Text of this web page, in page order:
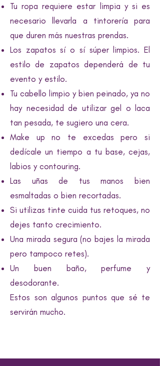
Tu ropa requiere estar limpia y si es
necesario llevarla a tintorería para
que duren más nuestras prendas.
Los zapatos sí o sí súper limpios. El
estilo de zapatos dependerá de tu
evento y estilo.
Tu cabello limpio y bien peinado, ya no
hay necesidad de utilizar gel o laca
tan pesada, te sugiero una cera.
Make up no te excedas pero si
dedícale un tiempo a tu base, cejas,
labios y contouring.
Las uñas de tus manos bien
esmaltadas o bien recortadas.
Si utilizas tinte cuida tus retoques, no
dejes tanto crecimiento.
Una mirada segura (no bajes la mirada
pero tampoco retes).
Un buen baño, perfume y
desodorante.
Estos son algunos puntos que sé te
servirán mucho.